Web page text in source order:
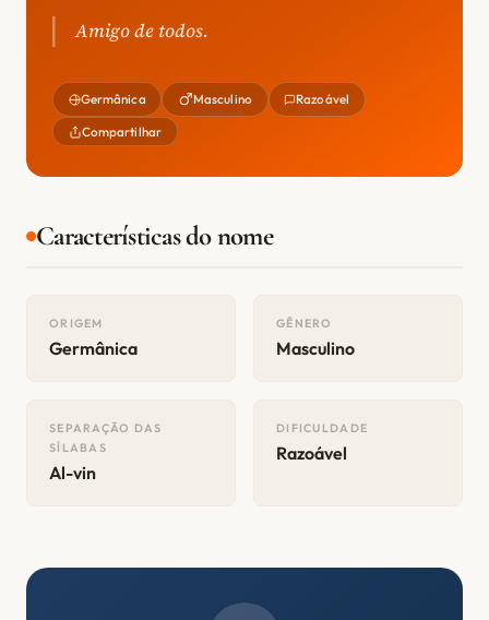
Amigo de todos.
Germânica Masculino Razoável
Compartilhar
Características do nome
ORIGEM
Germânica
GÊNERO
Masculino
SEPARAÇÃO DAS
SÍLABAS
Al-vin
DIFICULDADE
Razoável